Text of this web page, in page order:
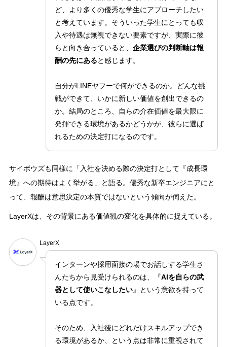
ど、より多くの優秀な学生にアプローチしたい
と考えています。そういった学生にとっても収
入や待遇は無視できない要素ですが、実際に彼
らと向き合っていると、 企業選びの判断軸は報
酬の先にあると感じます。
自分がLINEヤフーで何ができるのか。どんな挑
戦ができて、いかに新しい価値を創出できるの
か。結局のところ、自らの介在価値を最大限に
発揮できる環境があるかどうかが、彼らに選ば
れるための決定打になるのです。
サイボウズも同様に「入社を決める際の決定打として『成長環
境』への期待はよく挙がる」と語る。優秀な新卒エンジニアにと
って、報酬は意思決定の本質ではないという傾向が伺えた。
LayerXは、その背景にある価値観の変化を具体的に捉えている。
LayerX
インターンや採用面接の場でお話しする学生さ
んたちから見受けられるのは、『AIを自らの武
器として使いこなしたい』という意欲を持って
いる点です。
そのため、入社後にどれだけスキルアップでき
る環境があるか、という点は非常に重視されて